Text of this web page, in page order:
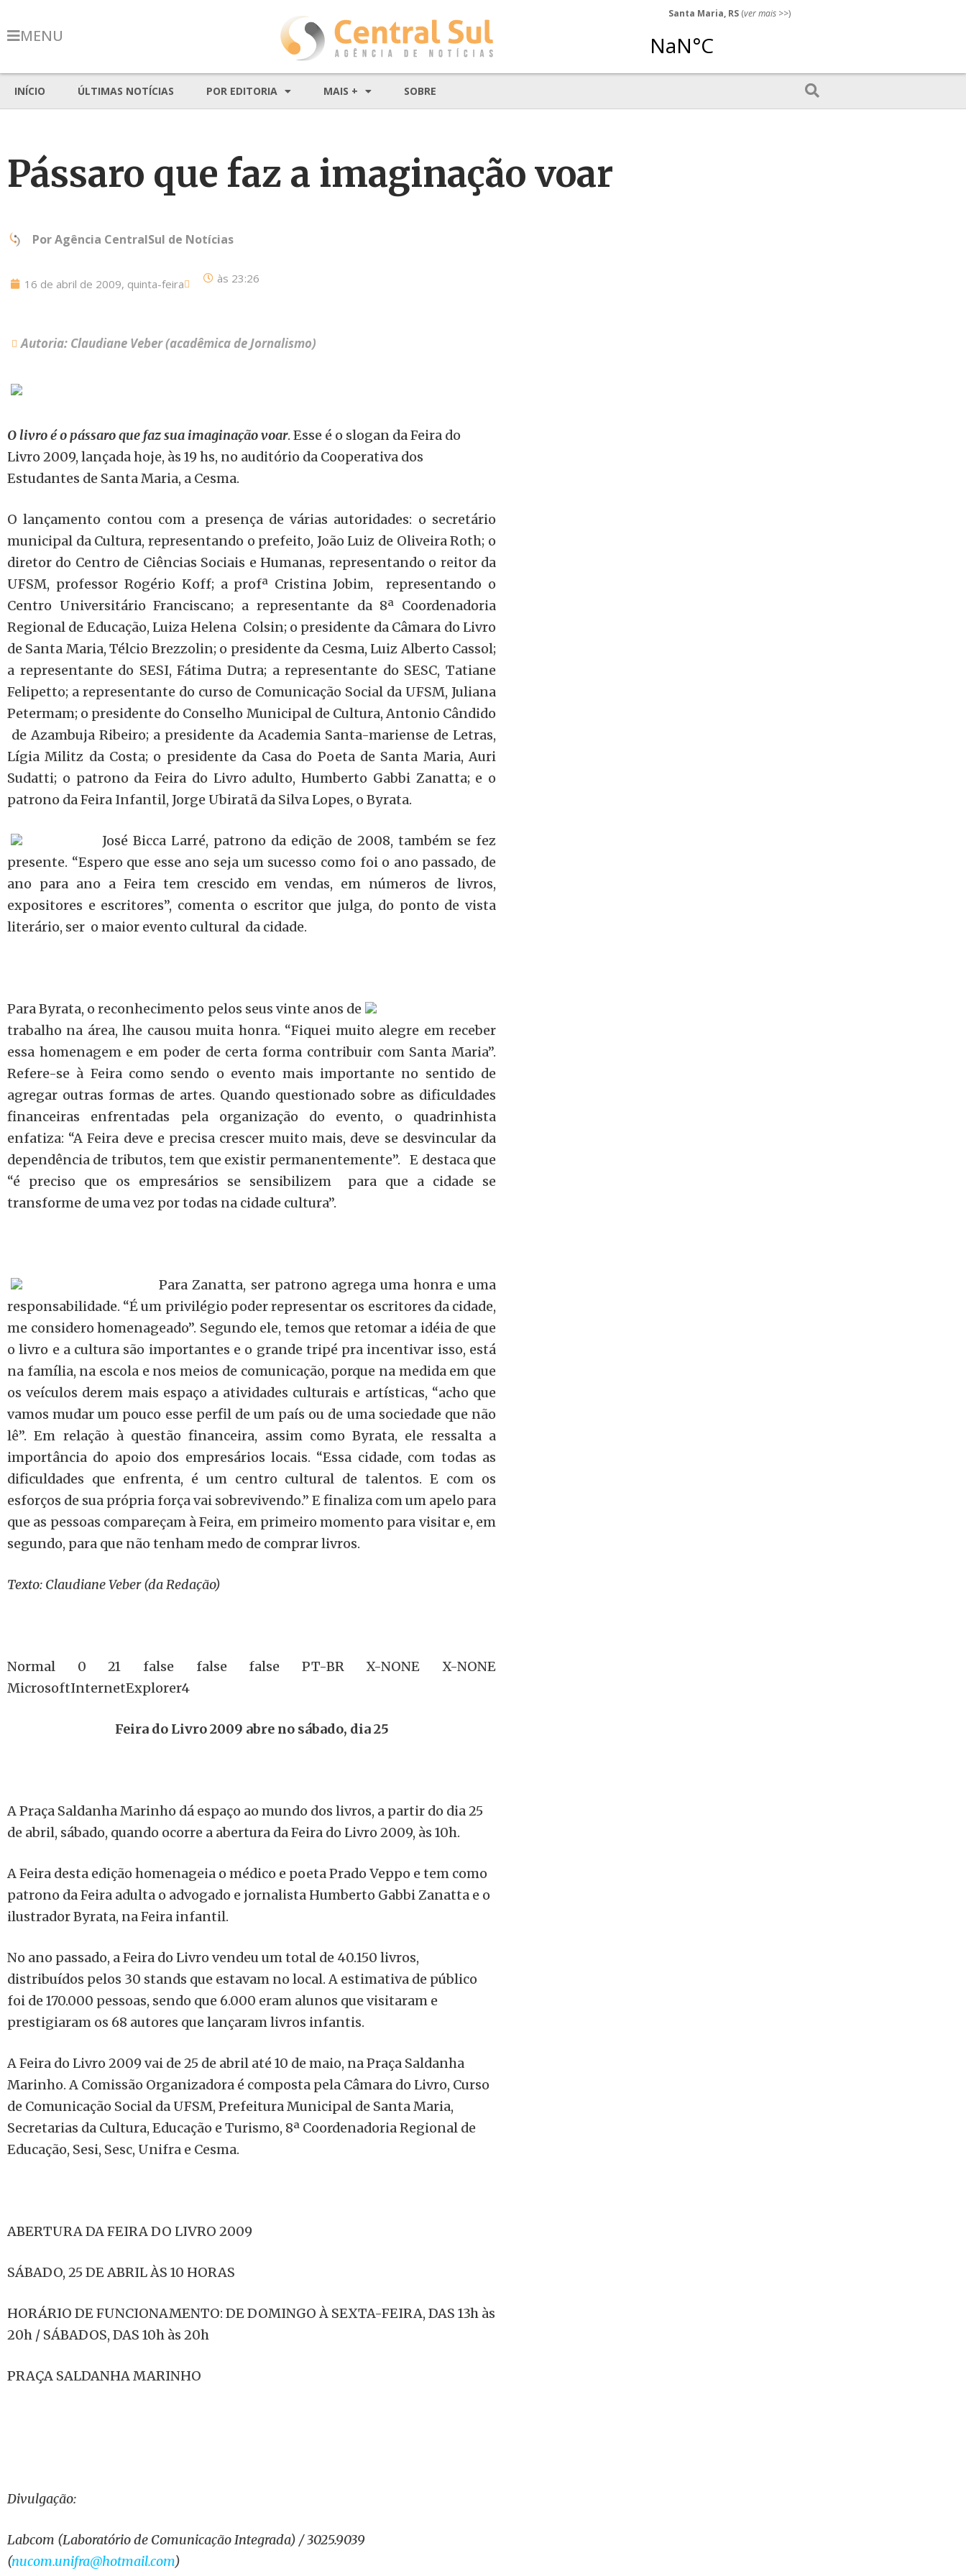
MENU
Santa Maria, RS (ver mais >>)
INÍCIO ÚLTIMAS NOTÍCIAS POR EDITORIA MAIS + SOBRE
Pássaro que faz a imaginação voar
PorAgência CentralSul de Notícias
16 de abril de 2009, quinta-feira às 23:26
Autoria: Claudiane Veber (acadêmica de Jornalismo)
O livro é o pássaro que faz sua imaginação voar. Esse é o slogan da Feira do
Livro 2009, lançada hoje, às 19 hs, no auditório da Cooperativa dos
Estudantes de Santa Maria, a Cesma.
O lançamento contou com a presença de várias autoridades: o secretário
municipal da Cultura, representando o prefeito, João Luiz de Oliveira Roth; o
diretor do Centro de Ciências Sociais e Humanas, representando o reitor da
UFSM, professor Rogério Koff; a profª Cristina Jobim, representando o
Centro Universitário Franciscano; a representante da 8ª Coordenadoria
Regional de Educação, Luiza Helena Colsin; o presidente da Câmara do Livro
de Santa Maria, Télcio Brezzolin; o presidente da Cesma, Luiz Alberto Cassol;
a representante do SESI, Fátima Dutra; a representante do SESC, Tatiane
Felipetto; a representante do curso de Comunicação Social da UFSM, Juliana
Petermam; o presidente do Conselho Municipal de Cultura, Antonio Cândido
de Azambuja Ribeiro; a presidente da Academia Santa-mariense de Letras,
Lígia Militz da Costa; o presidente da Casa do Poeta de Santa Maria, Auri
Sudatti; o patrono da Feira do Livro adulto, Humberto Gabbi Zanatta; e o
patrono da Feira Infantil, Jorge Ubiratã da Silva Lopes, o Byrata.
José Bicca Larré, patrono da edição de 2008, também se fez
presente. “Espero que esse ano seja um sucesso como foi o ano passado, de
ano para ano a Feira tem crescido em vendas, em números de livros,
expositores e escritores”, comenta o escritor que julga, do ponto de vista
literário, ser o maior evento cultural da cidade.
Para Byrata, o reconhecimento pelos seus vinte anos de
trabalho na área, lhe causou muita honra. “Fiquei muito alegre em receber
essa homenagem e em poder de certa forma contribuir com Santa Maria”.
Refere-se à Feira como sendo o evento mais importante no sentido de
agregar outras formas de artes. Quando questionado sobre as dificuldades
financeiras enfrentadas pela organização do evento, o quadrinhista
enfatiza: “A Feira deve e precisa crescer muito mais, deve se desvincular da
dependência de tributos, tem que existir permanentemente”. E destaca que
“é preciso que os empresários se sensibilizem para que a cidade se
transforme de uma vez por todas na cidade cultura”.
Para Zanatta, ser patrono agrega uma honra e uma
responsabilidade. “É um privilégio poder representar os escritores da cidade,
me considero homenageado”. Segundo ele, temos que retomar a idéia de que
o livro e a cultura são importantes e o grande tripé pra incentivar isso, está
na família, na escola e nos meios de comunicação, porque na medida em que
os veículos derem mais espaço a atividades culturais e artísticas, “acho que
vamos mudar um pouco esse perfil de um país ou de uma sociedade que não
lê”. Em relação à questão financeira, assim como Byrata, ele ressalta a
importância do apoio dos empresários locais. “Essa cidade, com todas as
dificuldades que enfrenta, é um centro cultural de talentos. E com os
esforços de sua própria força vai sobrevivendo.” E finaliza com um apelo para
que as pessoas compareçam à Feira, em primeiro momento para visitar e, em
segundo, para que não tenham medo de comprar livros.
Texto: Claudiane Veber (da Redação)
Normal 0 21 false false false PT-BR X-NONE X-NONE
MicrosoftInternetExplorer4
Feira do Livro 2009 abre no sábado, dia 25
A Praça Saldanha Marinho dá espaço ao mundo dos livros, a partir do dia 25
de abril, sábado, quando ocorre a abertura da Feira do Livro 2009, às 10h.
A Feira desta edição homenageia o médico e poeta Prado Veppo e tem como
patrono da Feira adulta o advogado e jornalista Humberto Gabbi Zanatta e o
ilustrador Byrata, na Feira infantil.
No ano passado, a Feira do Livro vendeu um total de 40.150 livros,
distribuídos pelos 30 stands que estavam no local. A estimativa de público
foi de 170.000 pessoas, sendo que 6.000 eram alunos que visitaram e
prestigiaram os 68 autores que lançaram livros infantis.
A Feira do Livro 2009 vai de 25 de abril até 10 de maio, na Praça Saldanha
Marinho. A Comissão Organizadora é composta pela Câmara do Livro, Curso
de Comunicação Social da UFSM, Prefeitura Municipal de Santa Maria,
Secretarias da Cultura, Educação e Turismo, 8ª Coordenadoria Regional de
Educação, Sesi, Sesc, Unifra e Cesma.
ABERTURA DA FEIRA DO LIVRO 2009
SÁBADO, 25 DE ABRIL ÀS 10 HORAS
HORÁRIO DE FUNCIONAMENTO: DE DOMINGO À SEXTA-FEIRA, DAS 13h às
20h / SÁBADOS, DAS 10h às 20h
PRAÇA SALDANHA MARINHO
Divulgação:
Labcom (Laboratório de Comunicação Integrada) / 3025.9039
(nucom.unifra@hotmail.com)